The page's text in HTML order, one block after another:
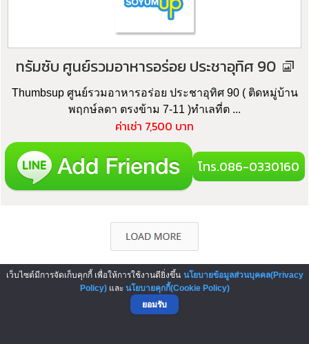
ทรัมซับ ศูนย์รวมอาหารอร่อย ประชาอุทิศ 90
Thumbsup ศูนย์รวมอาหารอร่อย ประชาอุทิศ 90 ( ติดหมู่บ้าน
พฤกษ์ลดา ตรงข้าม 7-11 )ทำเลที่ต ...
ค่าเช่า 7,500 บาท
โทร.086-0330160
▲ GO TO TOP
เว็บไซต์มีการจัดเก็บคุกกี้ เพื่อให้การใช้งานดียิ่งขึ้น นโยบายข้อมูลส่วนบุคคล(Privacy
Policy)และ นโยบายคุกกี้(Cookie Policy)
ยอมรับ